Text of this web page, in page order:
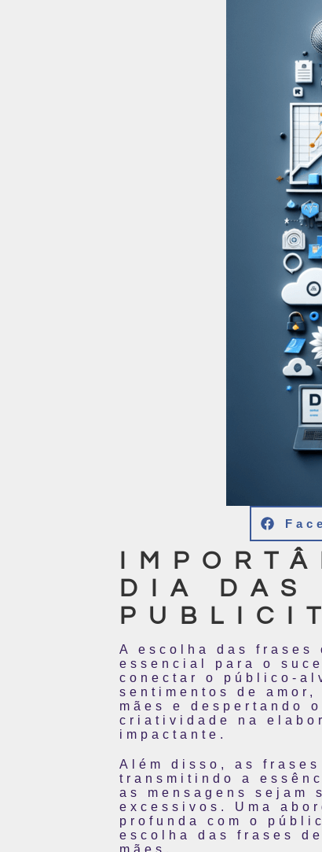
DIA DAS
A escolha das frases
essencial para o
conectar o público-
sentimentos de
mães e despertando
criatividade na
impactante.
Além disso, as
transmitindo a
as mensagens
excessivos. Uma
profunda com o
escolha das frases
mães.